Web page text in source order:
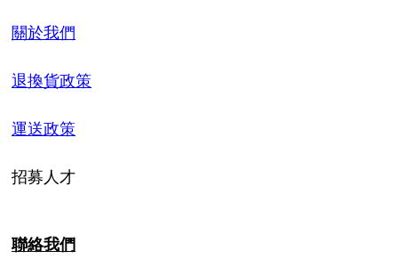
關於我們
退換貨政策
運送政策
招募人才
聯絡我們